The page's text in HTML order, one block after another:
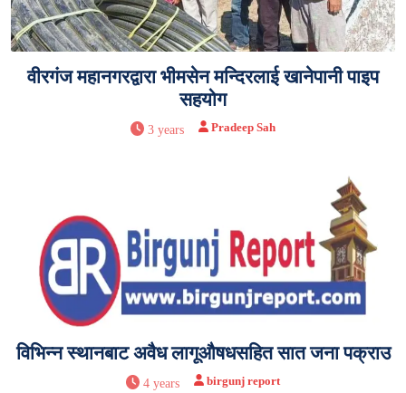
वीरगंज महानगरद्वारा भीमसेन मन्दिरलाई खानेपानी पाइप
सहयोग
3 years Pradeep Sah
विभिन्न स्थानबाट अवैध लागूऔषधसहित सात जना पक्राउ
4 years birgunj report